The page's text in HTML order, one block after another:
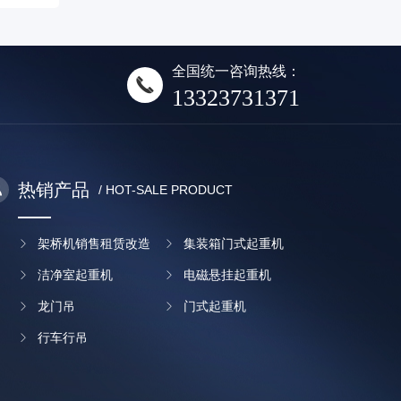
全国统一咨询热线：
13323731371
热销产品 / HOT-SALE PRODUCT
架桥机销售租赁改造 集装箱门式起重机
洁净室起重机 电磁悬挂起重机
龙门吊 门式起重机
行车行吊